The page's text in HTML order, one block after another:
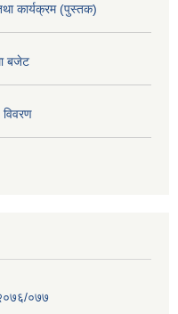
कार्यक्रम (पुस्तक)
बजेट
०७७